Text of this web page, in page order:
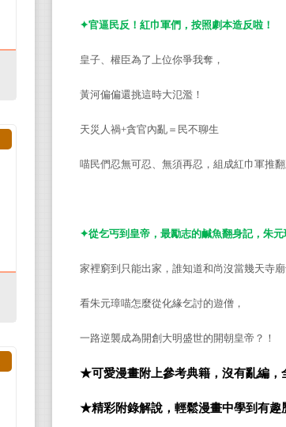
✦官逼民反！紅巾軍們，按照劇本造反啦！
皇子、權臣為了上位你爭我奪，
黃河偏偏還挑這時大氾濫！
天災人禍+貪官內亂＝民不聊生
喵民們忍無可忍、無須再忍，組成紅巾軍推翻
✦從乞丐到皇帝，最勵志的鹹魚翻身記，朱元
家裡窮到只能出家，誰知道和尚沒當幾天寺
看朱元璋喵怎麼從化緣乞討的遊僧，
一路逆襲成為開創大明盛世的開朝皇帝？！
★可愛漫畫附上參考典籍，沒有亂編，
★精彩附錄解說，輕鬆漫畫中學到有趣